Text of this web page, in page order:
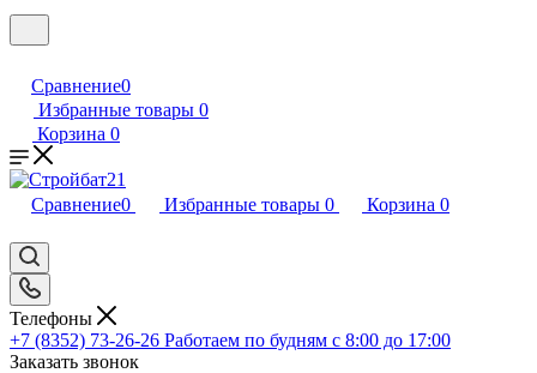
Сравнение0
Избранные товары 0
Корзина 0
Сравнение0 Избранные товары 0 Корзина 0
Телефоны
+7 (8352) 73-26-26 Работаем по будням с 8:00 до 17:00
Заказать звонок